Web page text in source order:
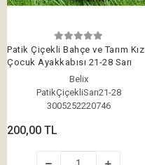
Patik Çiçekli Bahçe ve Tarım Kız
Çocuk Ayakkabısı 21-28 Sarı
Belix
PatikÇiçekliSarı21-28
3005252220746
200,00 TL